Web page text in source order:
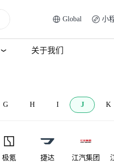
Global 小
关于我们
G H I J K
极氪 捷达 江汽集团